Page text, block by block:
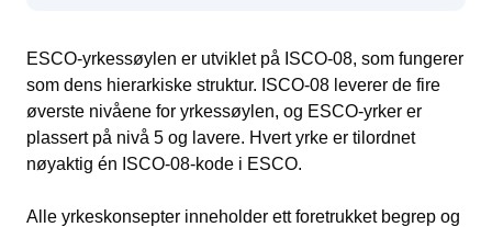
ESCO-yrkessøylen er utviklet på ISCO-08, som fungerer
som dens hierarkiske struktur. ISCO-08 leverer de fire
øverste nivåene for yrkessøylen, og ESCO-yrker er
plassert på nivå 5 og lavere. Hvert yrke er tilordnet
nøyaktig én ISCO-08-kode i ESCO.
Alle yrkeskonsepter inneholder ett foretrukket begrep og